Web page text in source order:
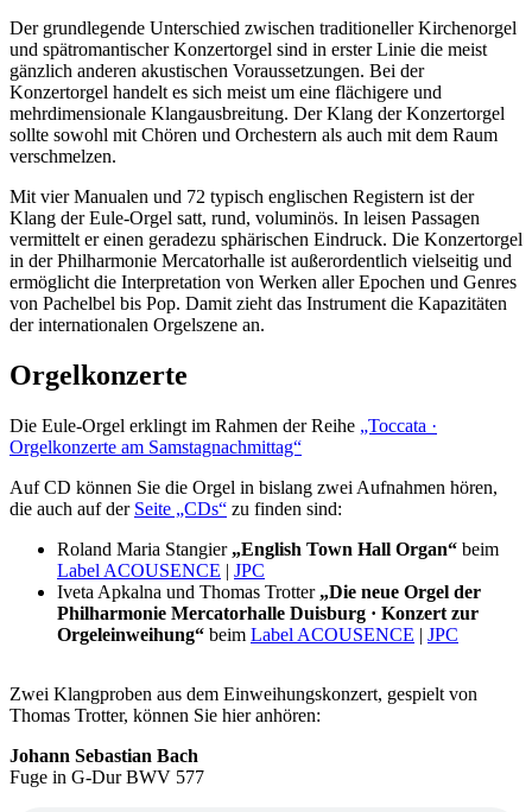
Der grundlegende Unterschied zwischen traditioneller Kirchenorgel
und spätromantischer Konzertorgel sind in erster Linie die meist
gänzlich anderen akustischen Voraussetzungen. Bei der
Konzertorgel handelt es sich meist um eine flächigere und
mehrdimensionale Klangausbreitung. Der Klang der Konzertorgel
sollte sowohl mit Chören und Orchestern als auch mit dem Raum
verschmelzen.
Mit vier Manualen und 72 typisch englischen Registern ist der
Klang der Eule-Orgel satt, rund, voluminös. In leisen Passagen
vermittelt er einen geradezu sphärischen Eindruck. Die Konzertorgel
in der Philharmonie Mercatorhalle ist außerordentlich vielseitig und
ermöglicht die Interpretation von Werken aller Epochen und Genres
von Pachelbel bis Pop. Damit zieht das Instrument die Kapazitäten
der internationalen Orgelszene an.
Orgelkonzerte
Die Eule-Orgel erklingt im Rahmen der Reihe „Toccata ·
Orgelkonzerte am Samstagnachmittag“
Auf CD können Sie die Orgel in bislang zwei Aufnahmen hören,
die auch auf der Seite „CDs“ zu finden sind:
Roland Maria Stangier „English Town Hall Organ“ beim
Label ACOUSENCE | JPC
Iveta Apkalna und Thomas Trotter „Die neue Orgel der
Philharmonie Mercatorhalle Duisburg · Konzert zur
Orgeleinweihung“ beim Label ACOUSENCE | JPC
Zwei Klangproben aus dem Einweihungskonzert, gespielt von
Thomas Trotter, können Sie hier anhören:
Johann Sebastian Bach
Fuge in G-Dur BWV 577